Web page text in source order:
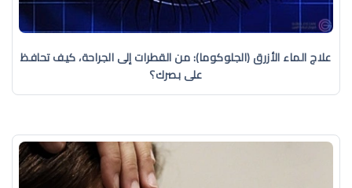
علاج الماء الأزرق (الجلوكوما): من القطرات إلى الجراحة، كيف تحافظ
على بصرك؟